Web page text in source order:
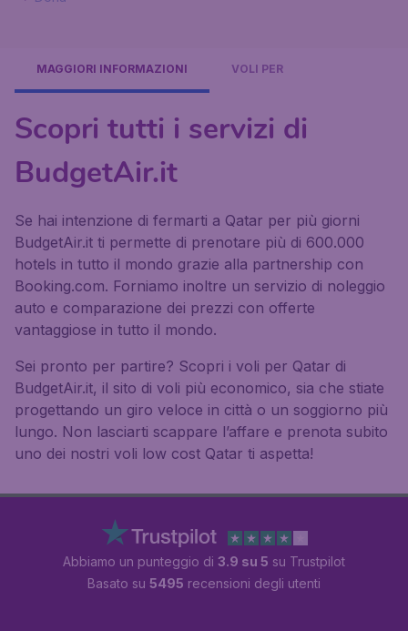
MAGGIORI INFORMAZIONI VOLI PER
Scopri tutti i servizi di
BudgetAir.it
Se hai intenzione di fermarti a Qatar per più giorni
BudgetAir.it ti permette di prenotare più di 600.000
hotels in tutto il mondo grazie alla partnership con
Booking.com. Forniamo inoltre un servizio di noleggio
auto e comparazione dei prezzi con offerte
vantaggiose in tutto il mondo.
Sei pronto per partire? Scopri i voli per Qatar di
BudgetAir.it, il sito di voli più economico, sia che stiate
progettando un giro veloce in città o un soggiorno più
lungo. Non lasciarti scappare l’affare e prenota subito
uno dei nostri voli low cost Qatar ti aspetta!
Abbiamo un punteggio di 3.9 su 5 su Trustpilot
Basato su 5495 recensioni degli utenti